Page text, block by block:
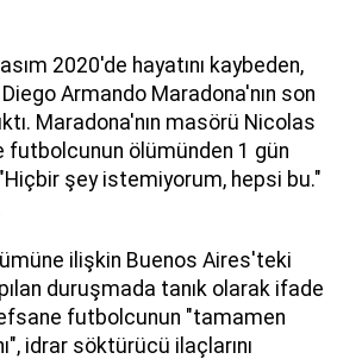
2020'de hayatını kaybeden,
Armando Maradona'nın son
Maradona'nın masörü Nicolas
futbolcunun ölümünden 1 gün
şey istemiyorum, hepsi bu."
ilişkin Buenos Aires'teki
duruşmada tanık olarak ifade
futbolcunun "tamamen
idrar söktürücü ilaçlarını